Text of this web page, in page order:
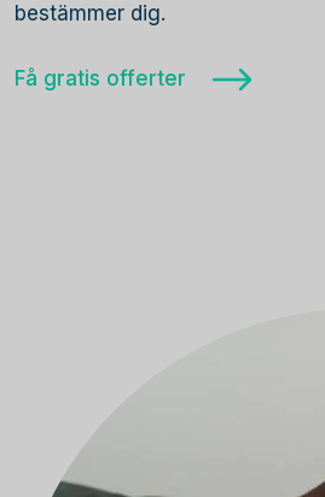
bestämmer dig.
Få gratis offerter